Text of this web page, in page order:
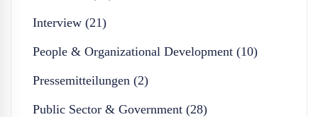
Interview (21)
People & Organizational Development (10)
Pressemitteilungen (2)
Public Sector & Government (28)